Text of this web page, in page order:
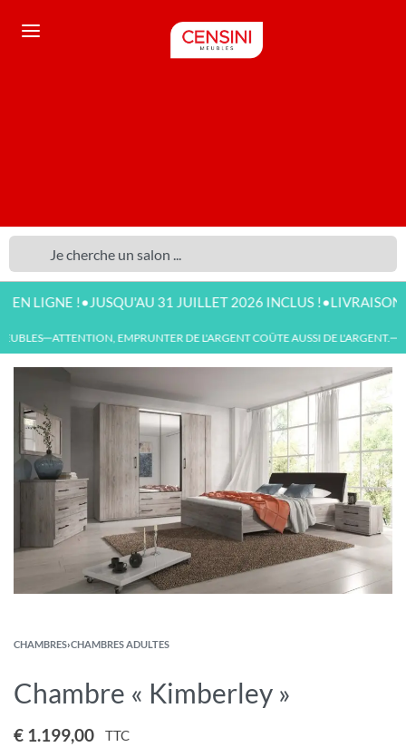
!•JUSQU'AU 31 JUILLET 2026 INCLUS !•LIVRAISON
—ATTENTION, EMPRUNTER DE L'ARGENT COÛTE AUSSI DE L'ARGENT.—
CHAMBRES›CHAMBRES ADULTES
Chambre « Kimberley »
€ 1.199,00 TTC